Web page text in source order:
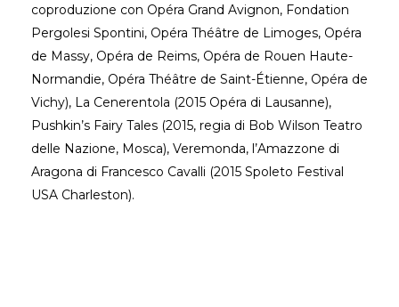
coproduzione con Opéra Grand Avignon, Fondation
Pergolesi Spontini, Opéra Théâtre de Limoges, Opéra
de Massy, Opéra de Reims, Opéra de Rouen Haute-
Normandie, Opéra Théâtre de Saint-Étienne, Opéra de
Vichy), La Cenerentola (2015 Opéra di Lausanne),
Pushkin’s Fairy Tales (2015, regia di Bob Wilson Teatro
delle Nazione, Mosca), Veremonda, l’Amazzone di
Aragona di Francesco Cavalli (2015 Spoleto Festival
USA Charleston).